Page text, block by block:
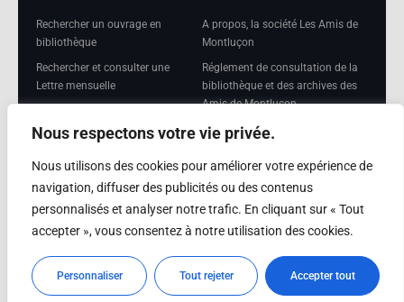
Nous respectons votre vie privée.
Nous utilisons des cookies pour améliorer votre expérience de
navigation, diffuser des publicités ou des contenus
personnalisés et analyser notre trafic. En cliquant sur « Tout
accepter », vous consentez à notre utilisation des cookies.
Personnaliser Tout rejeter Accepter tout
Rechercher un ouvrage en
bibliothèque
Rechercher et consulter une
Lettre mensuelle
mensuelle
A propos, la société Les Amis de
Montluçon
Réglement de consultation de la
bibliothèque et des archives des
Amis de Montluçon
Mentions légales
Adhérer